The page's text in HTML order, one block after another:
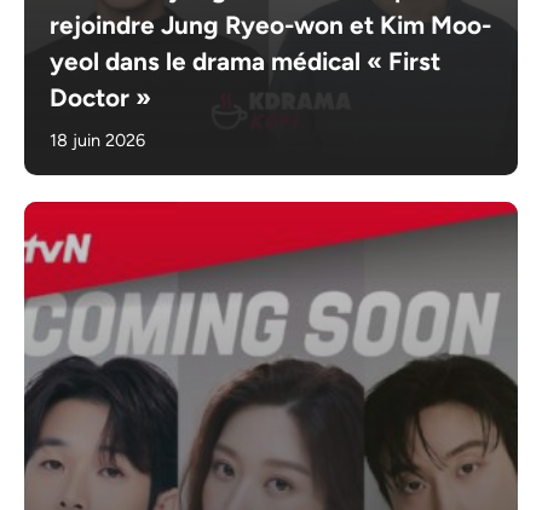
rejoindre Jung Ryeo-won et Kim Moo-
yeol dans le drama médical « First
Doctor »
18 juin 2026